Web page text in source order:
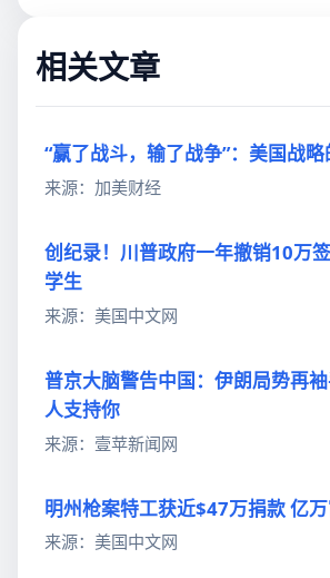
相关文章
“赢了战斗，输了战争”：美国战
来源：加美财经
创纪录！川普政府一年撤销10万
学生
来源：美国中文网
普京大脑警告中国：伊朗局势再
人支持你
来源：壹苹新闻网
明州枪案特工获近$47万捐款 亿
来源：美国中文网